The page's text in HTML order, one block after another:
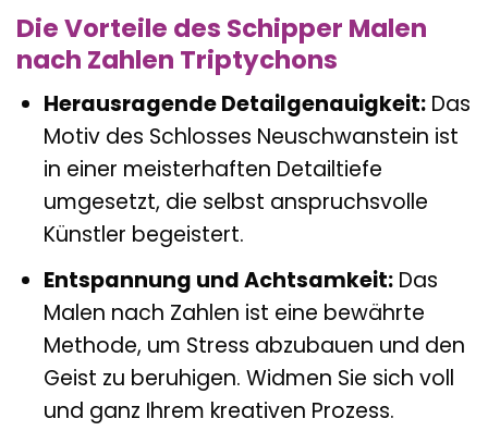
Die Vorteile des Schipper Malen
nach Zahlen Triptychons
Herausragende Detailgenauigkeit:Das
Motiv des Schlosses Neuschwanstein ist
in einer meisterhaften Detailtiefe
umgesetzt, die selbst anspruchsvolle
Künstler begeistert.
Entspannung und Achtsamkeit:Das
Malen nach Zahlen ist eine bewährte
Methode, um Stress abzubauen und den
Geist zu beruhigen. Widmen Sie sich voll
und ganz Ihrem kreativen Prozess.